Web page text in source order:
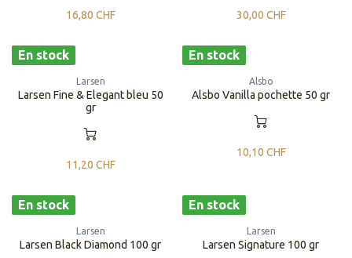
16,80 CHF 30,00 CHF
En stock
Larsen
Larsen Fine & Elegant bleu 50
gr
11,20 CHF
En stock
Alsbo
Alsbo Vanilla pochette 50 gr
10,10 CHF
En stock
Larsen
Larsen Black Diamond 100 gr
En stock
Larsen
Larsen Signature 100 gr